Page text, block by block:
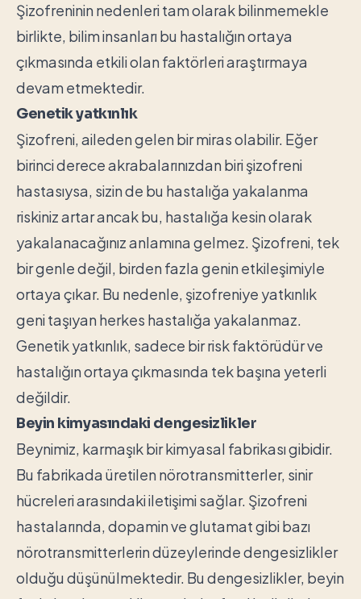
Şizofreninin nedenleri tam olarak bilinmemekle
birlikte, bilim insanları bu hastalığın ortaya
çıkmasında etkili olan faktörleri araştırmaya
devam etmektedir.
Genetik yatkınlık
Şizofreni, aileden gelen bir miras olabilir. Eğer
birinci derece akrabalarınızdan biri şizofreni
hastasıysa, sizin de bu hastalığa yakalanma
riskiniz artar ancak bu, hastalığa kesin olarak
yakalanacağınız anlamına gelmez. Şizofreni, tek
bir genle değil, birden fazla genin etkileşimiyle
ortaya çıkar. Bu nedenle, şizofreniye yatkınlık
geni taşıyan herkes hastalığa yakalanmaz.
Genetik yatkınlık, sadece bir risk faktörüdür ve
hastalığın ortaya çıkmasında tek başına yeterli
değildir.
Beyin kimyasındaki dengesizlikler
Beynimiz, karmaşık bir kimyasal fabrikası gibidir.
Bu fabrikada üretilen nörotransmitterler, sinir
hücreleri arasındaki iletişimi sağlar. Şizofreni
hastalarında, dopamin ve glutamat gibi bazı
nörotransmitterlerin düzeylerinde dengesizlikler
olduğu düşünülmektedir. Bu dengesizlikler, beyin